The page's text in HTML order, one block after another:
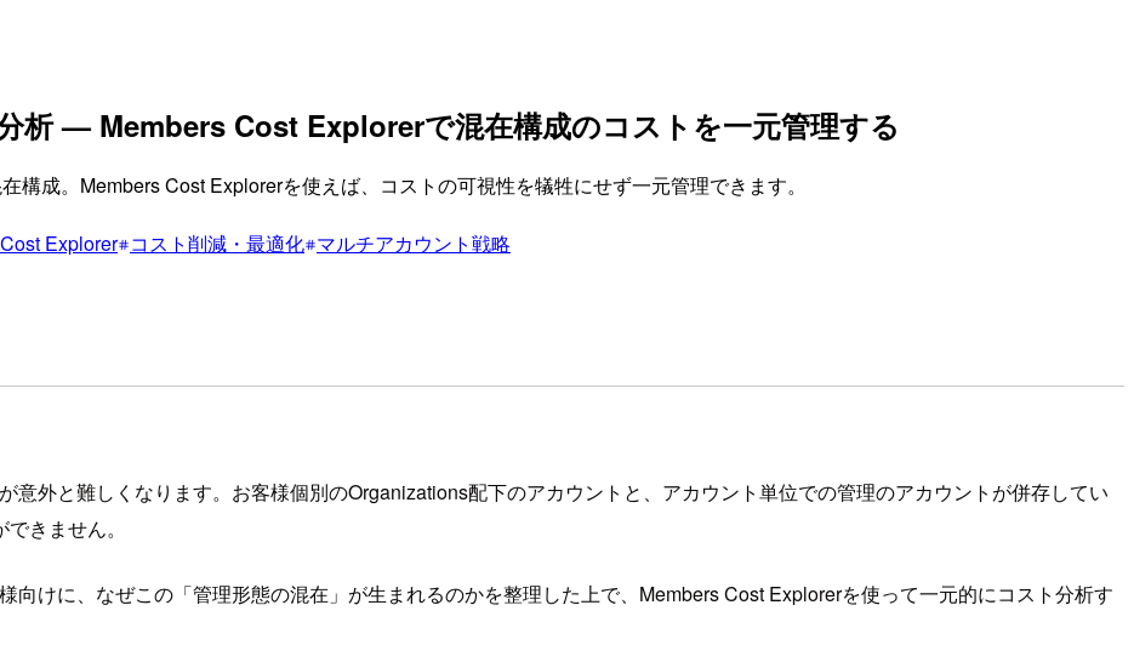
析 — Members Cost Explorerで混在構成のコストを一元管理する
構成。Members Cost Explorerを使えば、コストの可視性を犠牲にせず一元管理できます。
Explorer コスト削減・最適化 マルチアカウント戦略
意外と難しくなります。お客様個別のOrganizations配下のアカウントと、アカウント単位での管理のアカウントが併存してい
きません。
向けに、なぜこの「管理形態の混在」が生まれるのかを整理した上で、Members Cost Explorerを使って一元的にコスト分析す